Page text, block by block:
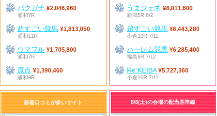
バクガチ ¥2,046,960
浦和7R
超すごい競馬 ¥1,813,050
浦和11R
ウマフル ¥1,705,800
浦和7R
原点 ¥1,390,460
浦和9R
うまジェネ ¥6,811,600
新潟5R 8/2
超すごい競馬 ¥6,443,280
小倉10R 7/11
ハーレム競馬 ¥6,285,400
福島6R 7/12
Re:KEIBA ¥5,727,360
小倉10R 7/11
新着口コミが多いサイト 8/8(土)の会場の配当基準線